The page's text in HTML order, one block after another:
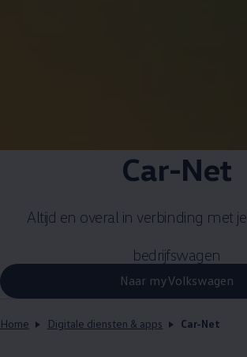
Car-Net
Altijd en overal in verbinding met je
bedrijfswagen
Naar myVolkswagen
Home Digitale diensten & apps Car-Net